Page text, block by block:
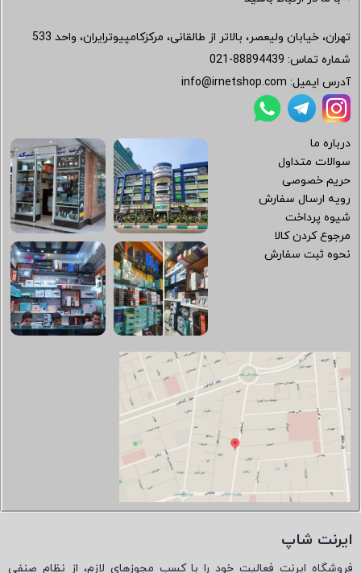
تهران، خیابان ولیعصر، بالاتر از طالقانی، مرکزکامپیوترایران، واحد 533
شماره تماس: 021-88894439
آدرس ایمیل: info@irnetshop.com
درباره ما
سوالات متداول
حریم خصوصی
رویه ارسال سفارش
شیوه پرداخت
مرجوع کردن کالا
نحوه ثبت سفارش
ایرنت شاپ
فروشگاه ایرنت فعالیت خود را با کسب مجوزهای لازم، از نظام صنفی